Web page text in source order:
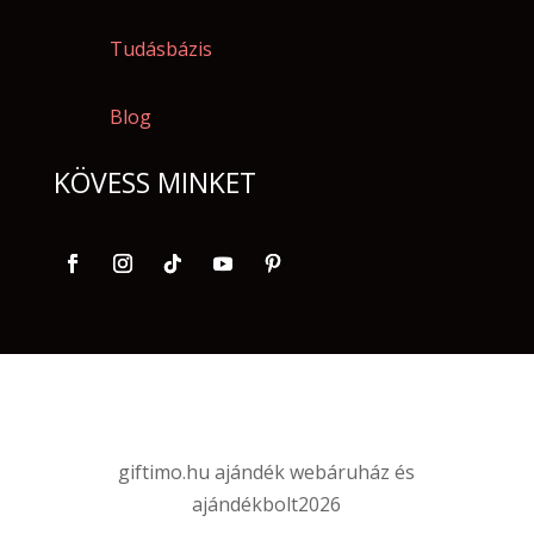
Tudásbázis
Blog
KÖVESS MINKET
giftimo.hu ajándék webáruház és
ajándékbolt2026